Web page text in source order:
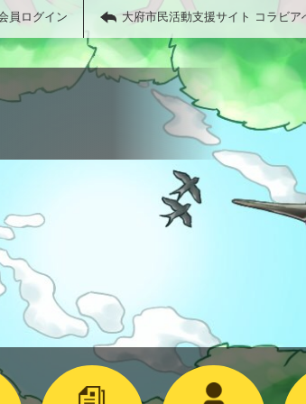
員ログイン 大府市民活動支援サイト コラビア